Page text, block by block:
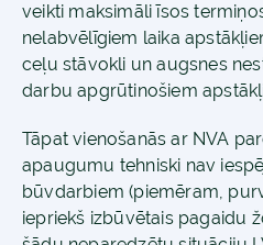
veikti maksimāli īsos
nelabvēlīgiem laika
ceļu stāvokli un augsnes
darbu apgrūtinošiem
Tāpat vienošanās ar NVA
apaugumu tehniski nav
būvdarbiem (piemēram,
iepriekš izbūvētais pagaidu